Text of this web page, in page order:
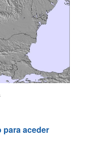
para aceder